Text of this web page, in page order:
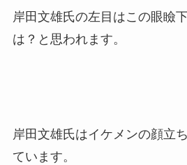
岸田文雄氏の左目はこの眼瞼
は？と思われます。
岸田文雄氏はイケメンの顔立
ています。